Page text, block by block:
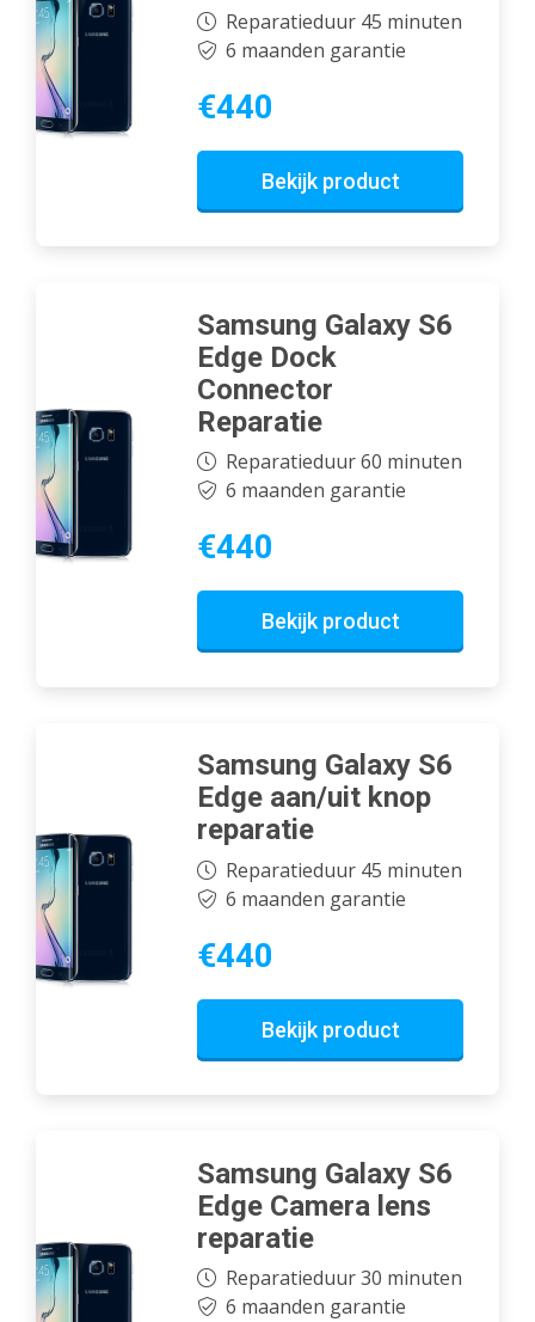
Reparatieduur 45 minuten
6 maanden garantie
€440
Bekijk product
Samsung Galaxy S6
Edge Dock
Connector
Reparatie
Reparatieduur 60 minuten
6 maanden garantie
€440
Bekijk product
Samsung Galaxy S6
Edge aan/uit knop
reparatie
Reparatieduur 45 minuten
6 maanden garantie
€440
Bekijk product
Samsung Galaxy S6
Edge Camera lens
reparatie
Reparatieduur 30 minuten
6 maanden garantie